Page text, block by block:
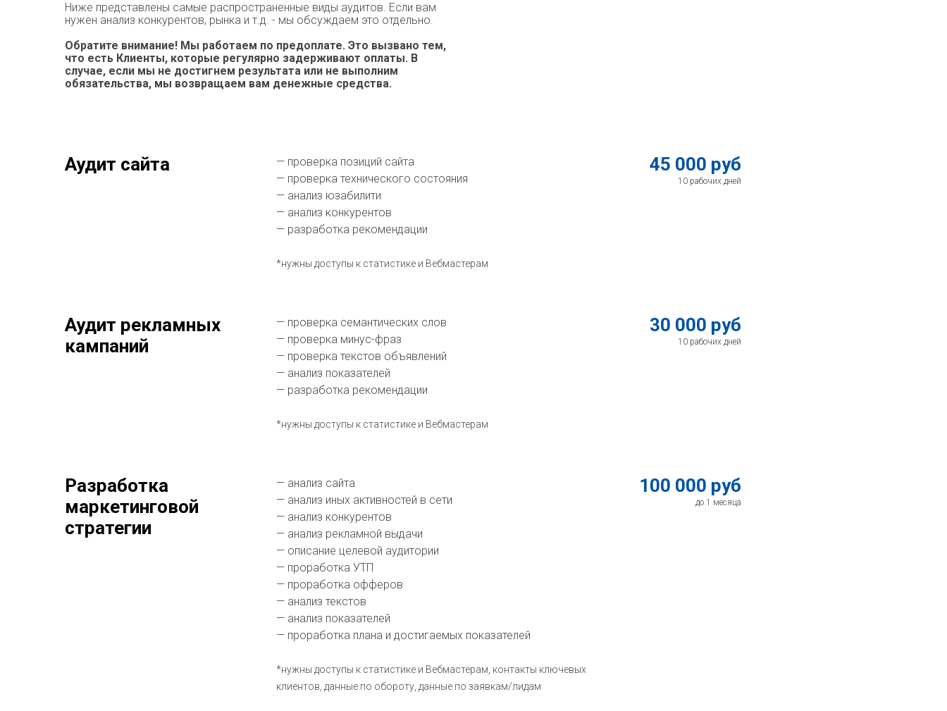
Ниже представлены самые распространенные виды аудитов. Если вам
нужен анализ конкурентов, рынка и т.д. - мы обсуждаем это отдельно.
Обратите внимание! Мы работаем по предоплате. Это вызвано тем,
что есть Клиенты, которые регулярно задерживают оплаты. В
случае, если мы не достигнем результата или не выполним
обязательства, мы возвращаем вам денежные средства.
Аудит сайта
— проверка позиций сайта
— проверка технического состояния
— анализ юзабилити
— анализ конкурентов
— разработка рекомендации
*нужны доступы к статистике и Вебмастерам
45 000 руб
10 рабочих дней
Аудит рекламных
кампаний
— проверка семантических слов
— проверка минус-фраз
— проверка текстов объявлений
— анализ показателей
— разработка рекомендации
*нужны доступы к статистике и Вебмастерам
30 000 руб
10 рабочих дней
Разработка
маркетинговой
стратегии
— анализ сайта
— анализ иных активностей в сети
— анализ конкурентов
— анализ рекламной выдачи
— описание целевой аудитории
— проработка УТП
— проработка офферов
— анализ текстов
— анализ показателей
— проработка плана и достигаемых показателей
*нужны доступы к статистике и Вебмастерам, контакты ключевых
клиентов, данные по обороту, данные по заявкам/лидам
100 000 руб
до 1 месяца